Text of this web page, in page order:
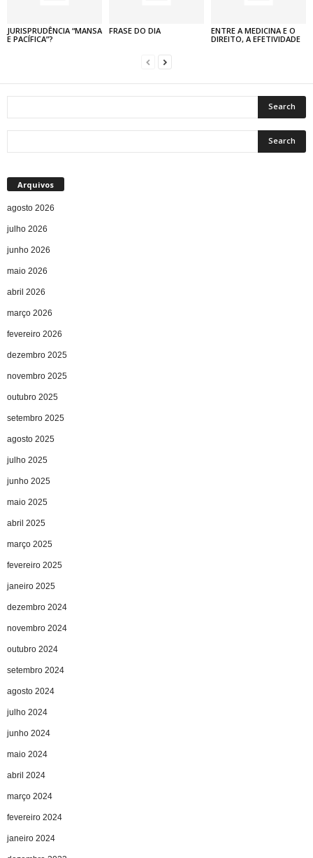
JURISPRUDÊNCIA “MANSA
E PACÍFICA”?
FRASE DO DIA
ENTRE A MEDICINA E O
DIREITO, A EFETIVIDADE
Arquivos
agosto 2026
julho 2026
junho 2026
maio 2026
abril 2026
março 2026
fevereiro 2026
dezembro 2025
novembro 2025
outubro 2025
setembro 2025
agosto 2025
julho 2025
junho 2025
maio 2025
abril 2025
março 2025
fevereiro 2025
janeiro 2025
dezembro 2024
novembro 2024
outubro 2024
setembro 2024
agosto 2024
julho 2024
junho 2024
maio 2024
abril 2024
março 2024
fevereiro 2024
janeiro 2024